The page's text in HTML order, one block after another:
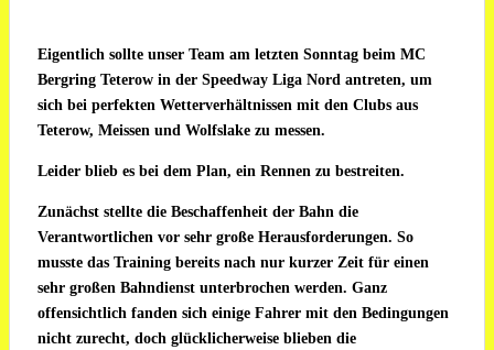
Eigentlich sollte unser Team am letzten Sonntag beim MC
Bergring Teterow in der Speedway Liga Nord antreten, um
sich bei perfekten Wetterverhältnissen mit den Clubs aus
Teterow, Meissen und Wolfslake zu messen.
Leider blieb es bei dem Plan, ein Rennen zu bestreiten.
Zunächst stellte die Beschaffenheit der Bahn die
Verantwortlichen vor sehr große Herausforderungen. So
musste das Training bereits nach nur kurzer Zeit für einen
sehr großen Bahndienst unterbrochen werden. Ganz
offensichtlich fanden sich einige Fahrer mit den Bedingungen
nicht zurecht, doch glücklicherweise blieben die